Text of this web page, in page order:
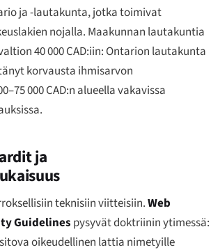
ja -lautakunta, jotka toimivat
nojalla. Maakunnan lautakuntia
40 000 CAD:iin: Ontarion lautakunta
korvausta ihmisarvon
000 CAD:n alueella vakavissa
ja
teknisiin viitteisiin.Web
Guidelines pysyvät doktriinin ytimessä:
sitova oikeudellinen lattia nimetyille